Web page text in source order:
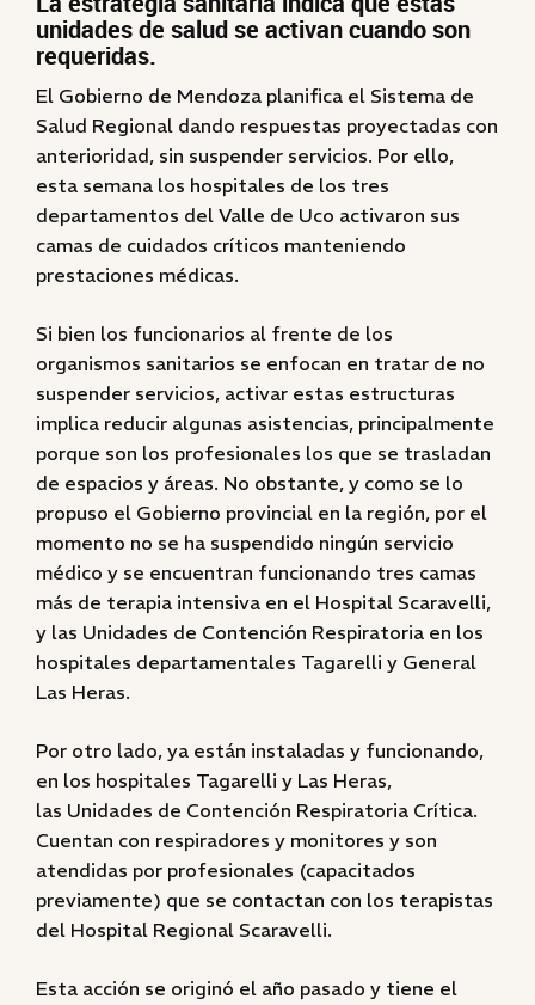
unidades de salud se activan cuando son
requeridas.
El Gobierno de Mendoza planifica el Sistema de
Salud Regional dando respuestas proyectadas con
anterioridad, sin suspender servicios. Por ello,
esta semana los hospitales de los tres
departamentos del Valle de Uco activaron sus
camas de cuidados críticos manteniendo
prestaciones médicas.
Si bien los funcionarios al frente de los
organismos sanitarios se enfocan en tratar de no
suspender servicios, activar estas estructuras
implica reducir algunas asistencias, principalmente
porque son los profesionales los que se trasladan
de espacios y áreas. No obstante, y como se lo
propuso el Gobierno provincial en la región, por el
momento no se ha suspendido ningún servicio
médico y se encuentran funcionando tres camas
más de terapia intensiva en el Hospital Scaravelli,
y las Unidades de Contención Respiratoria en los
hospitales departamentales Tagarelli y General
Las Heras.
Por otro lado, ya están instaladas y funcionando,
en los hospitales Tagarelli y Las Heras,
las Unidades de Contención Respiratoria Crítica.
Cuentan con respiradores y monitores y son
atendidas por profesionales (capacitados
previamente) que se contactan con los terapistas
del Hospital Regional Scaravelli.
Esta acción se originó el año pasado y tiene el